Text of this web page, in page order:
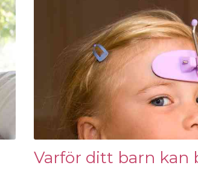
Varför ditt barn kan